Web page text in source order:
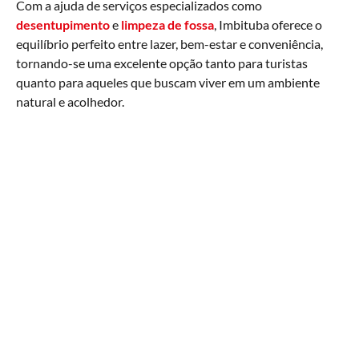
Com a ajuda de serviços especializados como
desentupimentoe limpeza de fossa, Imbituba oferece o
equilíbrio perfeito entre lazer, bem-estar e conveniência,
tornando-se uma excelente opção tanto para turistas
quanto para aqueles que buscam viver em um ambiente
natural e acolhedor.